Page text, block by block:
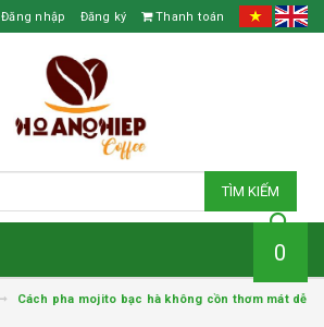
Đăng nhập Đăng ký Thanh toán
TÌM KIẾM
0
Cách pha mojito bạc hà không cồn thơm mát dễ